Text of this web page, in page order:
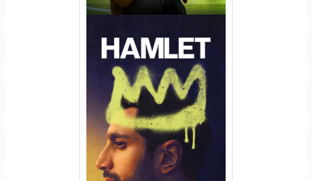
Hamlet Torrent (2026) WEB-
DL 1080p Dual Áudio